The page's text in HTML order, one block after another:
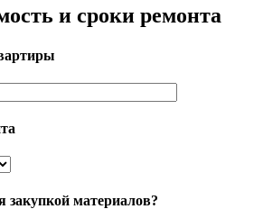
и сроки ремонта
закупкой материалов?